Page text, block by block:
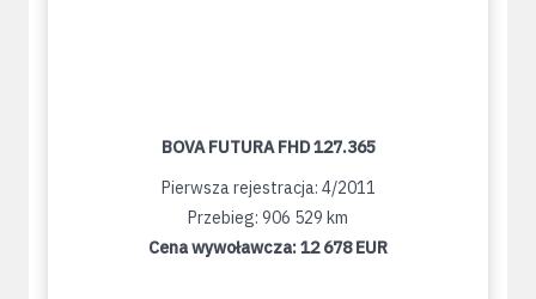
BOVA FUTURA FHD 127.365
Pierwsza rejestracja: 4/2011
Przebieg: 906 529 km
Cena wywoławcza:12 678 EUR